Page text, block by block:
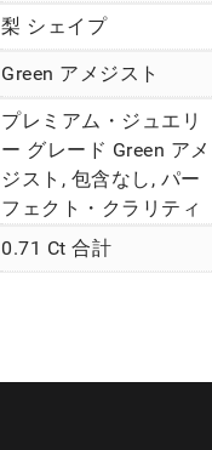
梨 シェイプ
Green アメジスト
プレミアム・ジュエリ
ー グレード Green アメ
ジスト, 包含なし, パー
フェクト・クラリティ
0.71 Ct 合計